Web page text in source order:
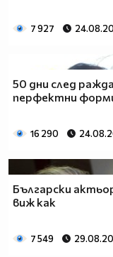
7 927
50 дни след
перфектни
16 290
Български
виж как
7 549